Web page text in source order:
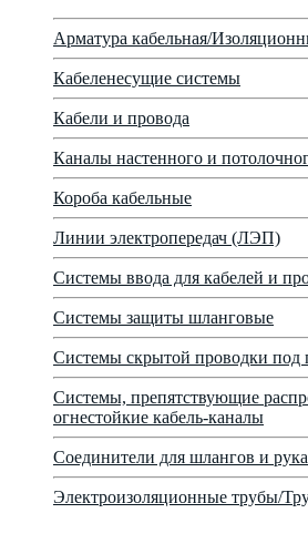
Арматура кабельная/
Кабеленесущие системы
Кабели и провода
Каналы настенного и
Короба кабельные
Линии электропередач (ЛЭП)
Системы ввода для кабелей и
Системы защиты шланговые
Системы скрытой проводки под
Системы, препятствующие
огнестойкие кабель-каналы
Соединители для шлангов и
Электроизоляционные трубы/